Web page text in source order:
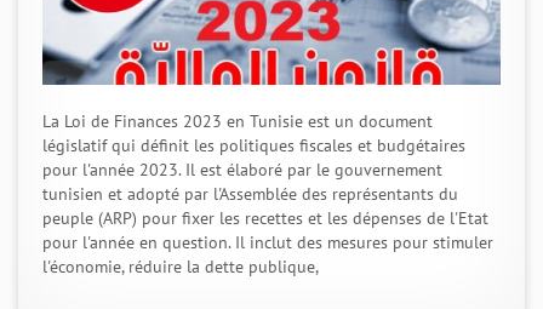
La Loi de Finances 2023 en Tunisie est un document
législatif qui définit les politiques fiscales et budgétaires
pour l'année 2023. Il est élaboré par le gouvernement
tunisien et adopté par l'Assemblée des représentants du
peuple (ARP) pour fixer les recettes et les dépenses de l'Etat
pour l'année en question. Il inclut des mesures pour stimuler
l'économie, réduire la dette publique,